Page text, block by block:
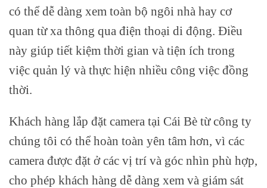
có thể dễ dàng xem toàn bộ ngôi nhà hay cơ
quan từ xa thông qua điện thoại di động. Điều
này giúp tiết kiệm thời gian và tiện ích trong
việc quản lý và thực hiện nhiều công việc đồng
thời.
Khách hàng lắp đặt camera tại Cái Bè từ công ty
chúng tôi có thể hoàn toàn yên tâm hơn, vì các
camera được đặt ở các vị trí và góc nhìn phù hợp,
cho phép khách hàng dễ dàng xem và giám sát